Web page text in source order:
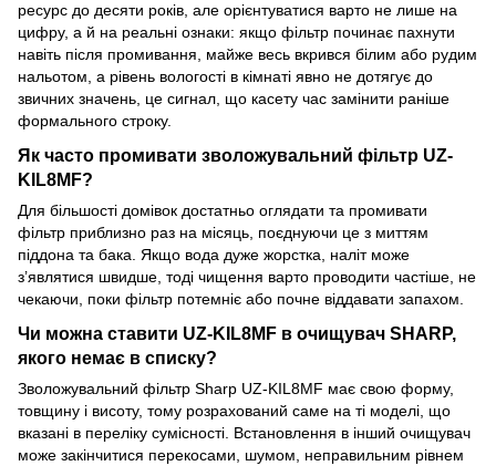
ресурс до десяти років, але орієнтуватися варто не лише на
цифру, а й на реальні ознаки: якщо фільтр починає пахнути
навіть після промивання, майже весь вкрився білим або рудим
нальотом, а рівень вологості в кімнаті явно не дотягує до
звичних значень, це сигнал, що касету час замінити раніше
формального строку.
Як часто промивати зволожувальний фільтр UZ-
KIL8MF?
Для більшості домівок достатньо оглядати та промивати
фільтр приблизно раз на місяць, поєднуючи це з миттям
піддона та бака. Якщо вода дуже жорстка, наліт може
з’являтися швидше, тоді чищення варто проводити частіше, не
чекаючи, поки фільтр потемніє або почне віддавати запахом.
Чи можна ставити UZ-KIL8MF в очищувач SHARP,
якого немає в списку?
Зволожувальний фільтр Sharp UZ-KIL8MF має свою форму,
товщину і висоту, тому розрахований саме на ті моделі, що
вказані в переліку сумісності. Встановлення в інший очищувач
може закінчитися перекосами, шумом, неправильним рівнем